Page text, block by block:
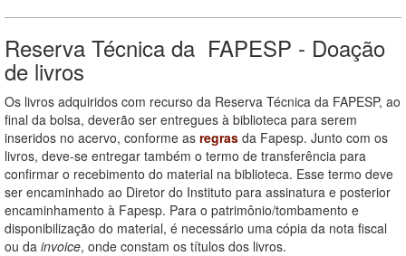
Reserva Técnica da FAPESP - Doação
de livros
Os livros adquiridos com recurso da Reserva Técnica da FAPESP, ao
final da bolsa, deverão ser entregues à biblioteca para serem
inseridos no acervo, conforme as regras da Fapesp. Junto com os
livros, deve-se entregar também o termo de transferência para
confirmar o recebimento do material na biblioteca. Esse termo deve
ser encaminhado ao Diretor do Instituto para assinatura e posterior
encaminhamento à Fapesp. Para o patrimônio/tombamento e
disponibilização do material, é necessário uma cópia da nota fiscal
ou da invoice, onde constam os títulos dos livros.